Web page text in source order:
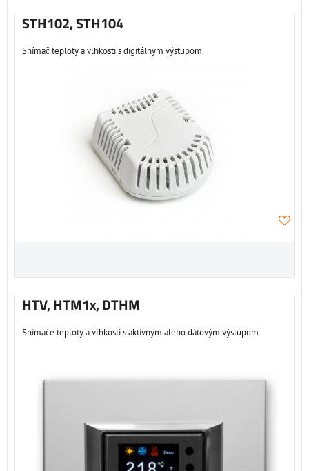
STH102, STH104
Snímač teploty a vlhkosti s digitálnym výstupom.
HTV, HTM1x, DTHM
Snímače teploty a vlhkosti s aktívnym alebo dátovým výstupom